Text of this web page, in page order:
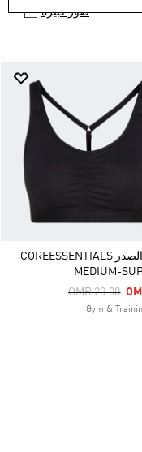
صور كبيرة
حمالة الصدر COREESSENTIALS
MEDIUM-
Price
OMR 20.00To